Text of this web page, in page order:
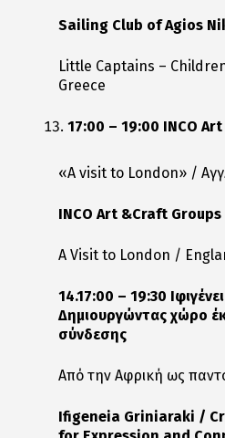
Sailing Club of Agios
Little Captains –
Greece
17:00 – 19:00 INCO
«A visit to London» /
INCO Art &Craft Groups
A Visit to London /
14.17:00 – 19:30
Δημιουργώντας χώρο
σύνδεσης
Από την Αφρική ως
Ifigeneia Griniaraki /